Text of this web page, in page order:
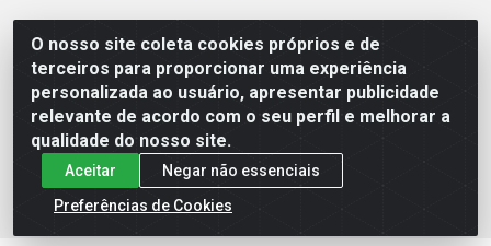
O nosso site coleta cookies próprios e de
terceiros para proporcionar uma experiência
personalizada ao usuário, apresentar publicidade
relevante de acordo com o seu perfil e melhorar a
qualidade do nosso site.
Aceitar
Negar não essenciais
Preferências de Cookies
Mix Alimentos LTDA - Quadra Asr Ne 55 (412 Norte), Alameda
02, S/N - Plano Diretor Norte, Palmas/TO - CEP 77.006-540 -
CNPJ 05.922.500/0001-02